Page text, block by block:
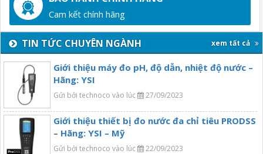
Cam kết chính hãng
TIN TỨC CHUYÊN NGÀNH xem tất cả
Giới thiệu máy đo pH, độ dẫn, nhiệt độ nước –
Hãng: YSI
Gửi bởi technoco vào lúc 27/09/2023
Giới thiệu thiết bị đo nước đa chỉ tiêu PRODSS
– Hãng: YSI – Mỹ
Gửi bởi technoco vào lúc 22/09/2023